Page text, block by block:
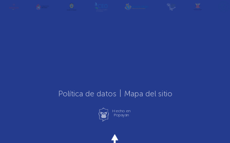
Política de datos Mapa del sitio
Hecho en
Popayán